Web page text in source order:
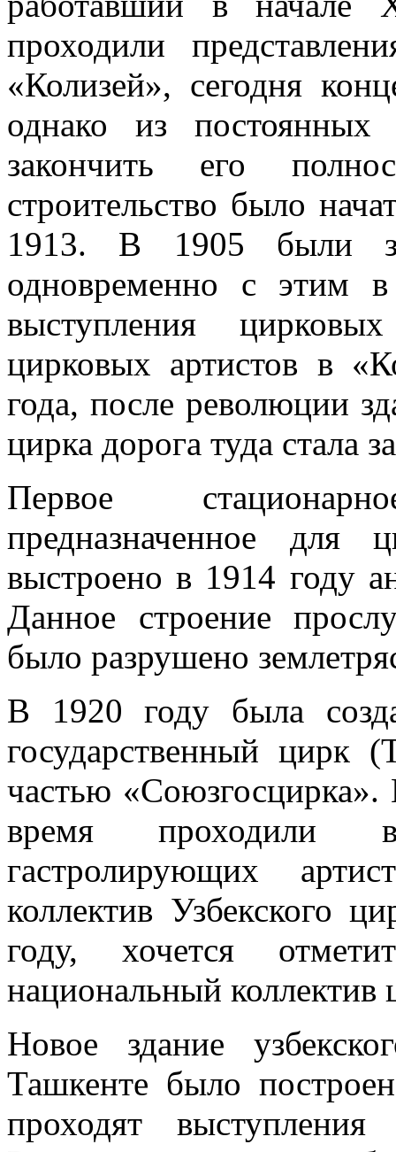
проходили
«Колизей», сегодня
однако из постоянных
закончить его
строительство было
1913. В 1905 были
одновременно с этим
выступления
цирковых артистов в
года, после революции
цирка дорога туда стала
Первое
предназначенное для
выстроено в 1914 году
Данное строение
было разрушено
В 1920 году была
государственный цирк
частью «Союзгосцирка».
время проходили
гастролирующих
коллектив Узбекского
году, хочется
национальный
Новое здание
Ташкенте было
проходят